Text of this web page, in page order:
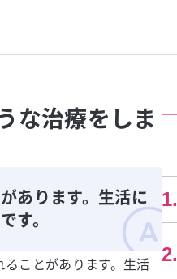
な治療をしま
あります。生活に
す。
ことがあります。生活
1.
2.